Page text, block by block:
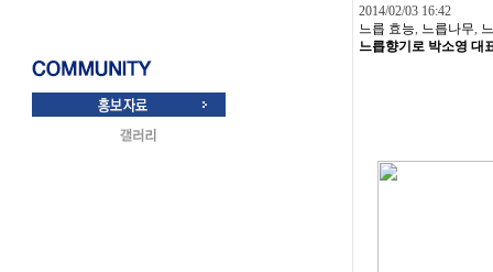
2014/02/03 16:42
느릅 효능, 느릅나무,
느릅향기로 박소영 대